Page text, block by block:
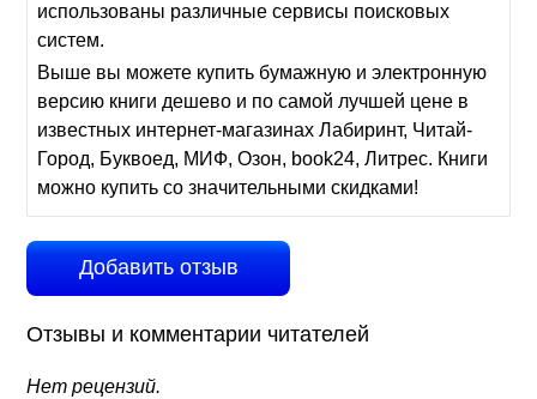
использованы различные сервисы поисковых
систем.
Выше вы можете купить бумажную и электронную
версию книги дешево и по самой лучшей цене в
известных интернет-магазинах Лабиринт, Читай-
Город, Буквоед, МИФ, Озон, book24, Литрес. Книги
можно купить со значительными скидками!
Добавить отзыв
Отзывы и комментарии читателей
Нет рецензий.